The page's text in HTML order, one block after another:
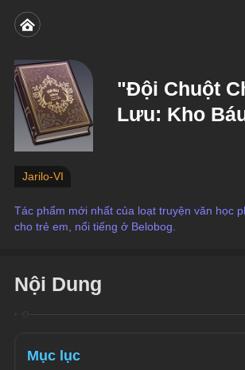
"Đội Chuột
Lưu: Kho
Jarilo-VI
Tác phẩm mới nhất của loạt truyện văn học
cho trẻ em, nổi tiếng ở Belobog.
Nội Dung
Mục lục